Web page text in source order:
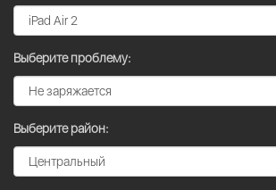
Выберите проблему:
Выберите район: